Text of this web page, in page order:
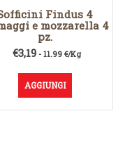
Findus 4
e mozzarella 4
pz.
€3,19- 11.99 €/Kg
AGGIUNGI